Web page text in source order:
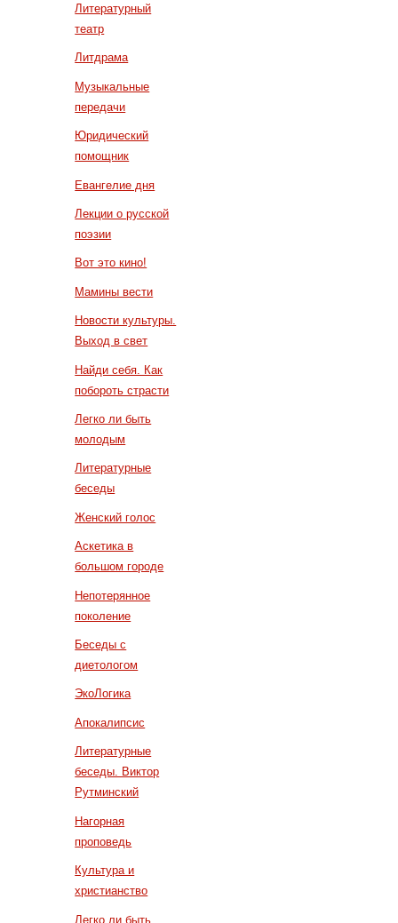
Литературный
театр
Литдрама
Музыкальные
передачи
Юридический
помощник
Евангелие дня
Лекции о русской
поэзии
Вот это кино!
Мамины вести
Новости культуры.
Выход в свет
Найди себя. Как
побороть страсти
Легко ли быть
молодым
Литературные
беседы
Женский голос
Аскетика в
большом городе
Непотерянное
поколение
Беседы с
диетологом
ЭкоЛогика
Апокалипсис
Литературные
беседы. Виктор
Рутминский
Нагорная
проповедь
Культура и
христианство
Легко ли быть